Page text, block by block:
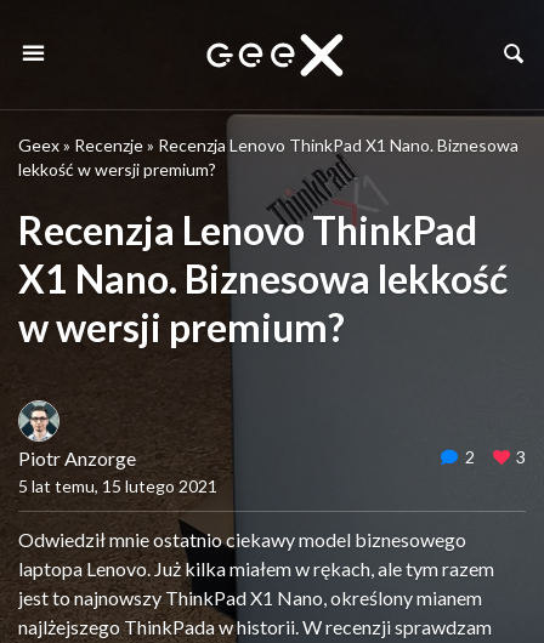
Geex» Recenzje» Recenzja Lenovo ThinkPad X1 Nano. Biznesowa
lekkość w wersji premium?
Recenzja Lenovo ThinkPad
X1 Nano. Biznesowa lekkość
w wersji premium?
Piotr Anzorge
5 lat temu, 15 lutego 2021
2 3
Odwiedził mnie ostatnio ciekawy model biznesowego
laptopa Lenovo. Już kilka miałem w rękach, ale tym razem
jest to najnowszy ThinkPad X1 Nano, określony mianem
najlżejszego ThinkPada w historii. W recenzji sprawdzam